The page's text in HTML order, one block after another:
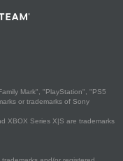
Mark", "PlayStation", "PS5
or trademarks of Sony
XBOX Series X|S are trademarks